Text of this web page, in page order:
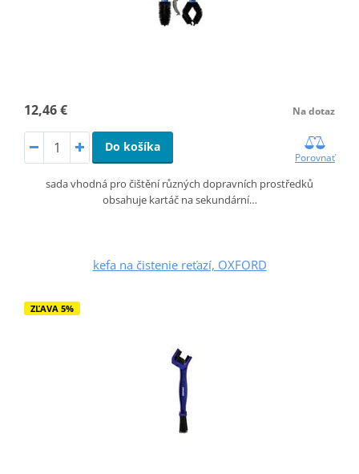
12,46 € Na dotaz
Do košíka
Porovnať
sada vhodná pro čištění různých dopravních prostředků
obsahuje kartáč na sekundární…
kefa na čistenie reťazí, OXFORD
ZĽAVA 5%